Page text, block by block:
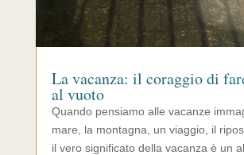
La vacanza: il coraggio di
al vuoto
Quando pensiamo alle vacanze
mare, la montagna, un viaggio, il
il vero significato della vacanza è un